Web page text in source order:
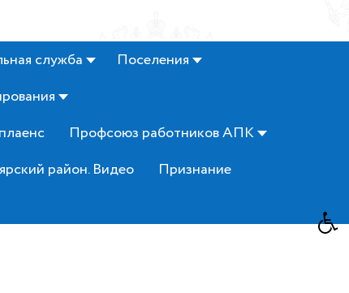
служба
Поселения
Профсоюз работников АПК
район. Видео
Признание